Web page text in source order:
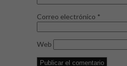
Correo electrónico *
Web